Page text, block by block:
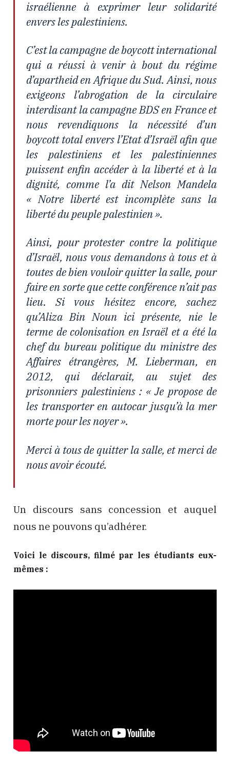
israélienne à exprimer leur solidarité
envers les palestiniens.
C’est la campagne de boycott international
qui a réussi à venir à bout du régime
d’apartheid en Afrique du Sud. Ainsi, nous
exigeons l’abrogation de la circulaire
interdisant la campagne BDS en France et
nous revendiquons la nécessité d’un
boycott total envers l’Etat d’Israël afin que
les palestiniens et les palestiniennes
puissent enfin accéder à la liberté et à la
dignité, comme l’a dit Nelson Mandela
« Notre liberté est incomplète sans la
liberté du peuple palestinien ».
Ainsi, pour protester contre la politique
d’Israël, nous vous demandons à tous et à
toutes de bien vouloir quitter la salle, pour
faire en sorte que cette conférence n’ait pas
lieu. Si vous hésitez encore, sachez
qu’Aliza Bin Noun ici présente, nie le
terme de colonisation en Israël et a été la
chef du bureau politique du ministre des
Affaires étrangères, M. Lieberman, en
2012, qui déclarait, au sujet des
prisonniers palestiniens : « Je propose de
les transporter en autocar jusqu’à la mer
morte pour les noyer ».
Merci à tous de quitter la salle, et merci de
nous avoir écouté.
Un discours sans concession et auquel
nous ne pouvons qu’adhérer.
Voici le discours, filmé par les étudiants eux-
mêmes :